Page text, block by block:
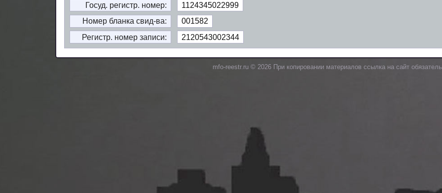
Госуд. регистр. номер:
1124345022999
Номер бланка свид-ва:
001582
Регистр. номер записи:
2120543002344
mfo-reestr.ru © 2026 При копировании материалов ссылка на сайт